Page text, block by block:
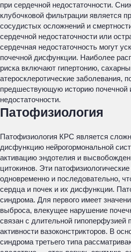
при сердечной недостаточности.
клубочковой фильтрации является
сосудистых осложнений и
сердечной недостаточности или
сердечная недостаточность могут
почечной дисфункции. Наиболее
риска включают гипертонию,
атеросклеротические заболевания,
предшествующую историю почечной
недостаточности.
Патофизиология
Патофизиология КРС является
дисфункцию нейрогормональной
активацию эндотелия и
цитокинов. Эти
одновременно и последовательно,
сердца и почек и их дисфункции.
синдрома. Для первого имеет
выброса, влекущее нарушение
связан с длительной гипоперфузией
активности вазоконстрикторов. В
синдрома третьего типа